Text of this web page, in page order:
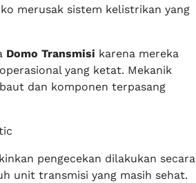
merusak sistem kelistrikan yang
Domo Transmisi karena mereka
yang ketat. Mekanik
dan komponen terpasang
pengecekan dilakukan secara
unit transmisi yang masih sehat.